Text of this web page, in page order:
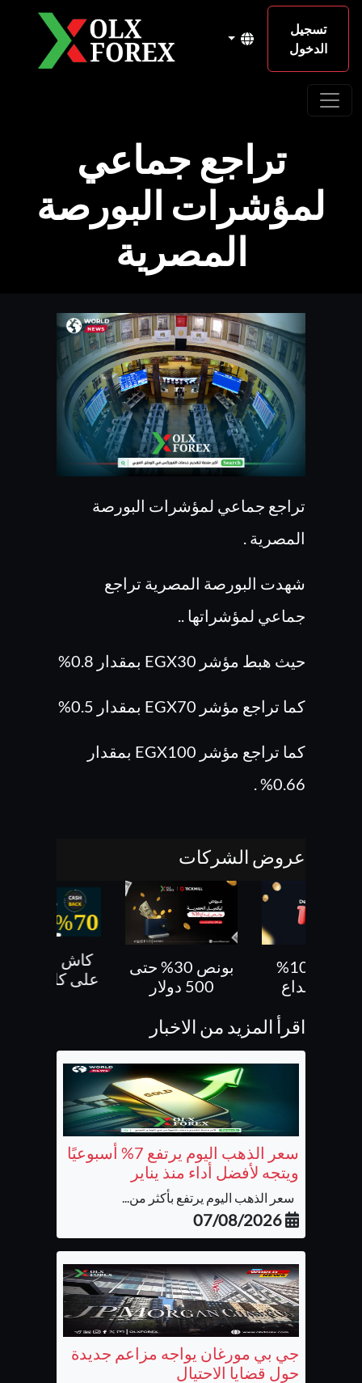
تسجيل
الدخول
تراجع جماعي
لمؤشرات البورصة
المصرية
تراجع جماعي لمؤشرات البورصة
المصرية .
شهدت البورصة المصرية تراجع
جماعي لمؤشراتها ..
حيث هبط مؤشر EGX30 بمقدار 0.8%
كما تراجع مؤشر EGX70 بمقدار 0.5%
كما تراجع مؤشر EGX100 بمقدار
0.66% .
عروض الشركات
بونص 30% حتى
على كل صفقاتك
الايداع
اقرأ المزيد من الاخبار
سعر الذهب اليوم يرتفع 7% أسبوعيًا
ويتجه لأفضل أداء منذ يناير
سعر الذهب اليوم يرتفع بأكثر من...
07/08/2026
جي بي مورغان يواجه مزاعم جديدة
حول قضايا الاحتيال